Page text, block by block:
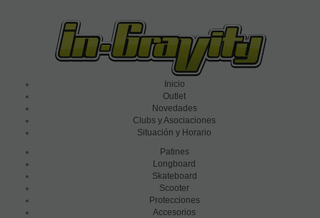
Inicio
Outlet
Novedades
Clubs y Asociaciones
Situación y Horario
Patines
Longboard
Skateboard
Scooter
Protecciones
Accesorios